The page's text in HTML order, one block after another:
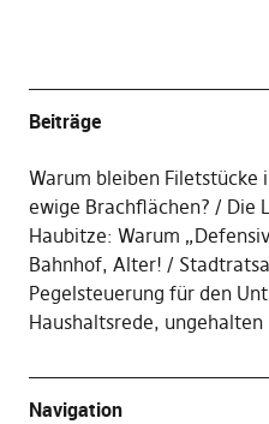
Beiträge
Warum bleiben Filetstücke
ewige Brachflächen?
Die
Haubitze: Warum
Bahnhof, Alter!
Pegelsteuerung für den
Haushaltsrede, ungehalten
Navigation